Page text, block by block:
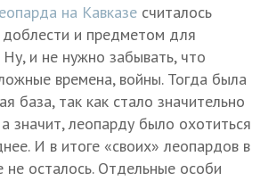
на Кавказе считалось
и предметом для
и не нужно забывать, что
времена, войны. Тогда была
база, так как стало значительно
значит, леопарду было охотиться
И в итоге «своих» леопардов в
не осталось. Отдельные особи